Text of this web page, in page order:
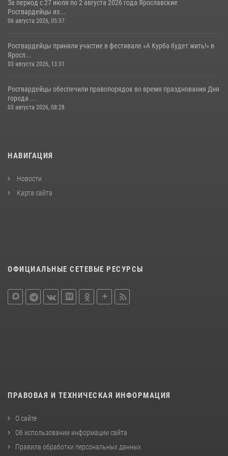
За период с 27 июля по 2 августа 2026 года Ярославские
Росгвардейцы из...
06 августа 2026, 05:37
Росгвардейцы приняли участие в фестивале «А Курба будет жить!» в
Яросл...
03 августа 2026, 13:31
Росгвардейцы обеспечили правопорядок во время празднования Дня
города ...
03 августа 2026, 08:28
НАВИГАЦИЯ
Новости
Карта сайта
ОФИЦИАЛЬНЫЕ СЕТЕВЫЕ РЕСУРСЫ
ПРАВОВАЯ И ТЕХНИЧЕСКАЯ ИНФОРМАЦИЯ
О сайте
Об использовании информации сайта
Правила обработки персональных данных